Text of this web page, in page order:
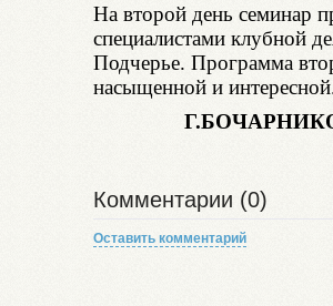
На второй день семинар
специалистами клубной
Подчерье. Программа
насыщенной и
Комментарии (0)
Оставить комментарий